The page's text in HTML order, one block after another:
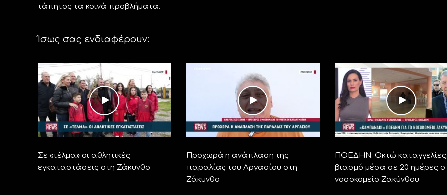
τάπητος τα κοινά προβλήματα.
Ίσως σας ενδιαφέρουν:
Σε «τέλμα» οι αθλητικές
εγκαταστάσεις στη Ζάκυνθο
Προχωρά η ανάπλαση της
παραλίας του Αργασίου στη
Ζάκυνθο
ΠΟΕΔΗΝ: Οκτώ καταγγελίες
βιασμό μέσα σε 20 ημέρες
νοσοκομείο Ζακύνθου